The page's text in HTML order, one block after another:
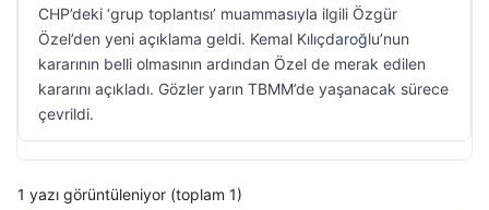
CHP’deki ‘grup toplantısı’ muammasıyla ilgili Özgür
Özel’den yeni açıklama geldi. Kemal Kılıçdaroğlu’nun
kararının belli olmasının ardından Özel de merak edilen
kararını açıkladı. Gözler yarın TBMM’de yaşanacak sürece
çevrildi.
1 yazı görüntüleniyor (toplam 1)